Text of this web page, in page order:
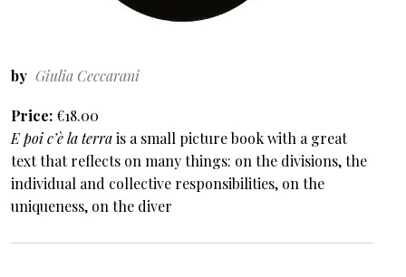
by Giulia Ceccarani
Price €18.00
E poi c’è la terrais a small picture book with a great
text that reflects on many things: on the divisions, the
individual and collective responsibilities, on the
uniqueness, on the diver